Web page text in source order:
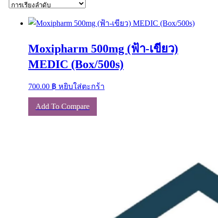
Moxipharm 500mg (ฟ้า-เขียว)
MEDIC (Box/500s)
700.00 ฿ หยิบใส่ตะกร้า
Add To Compare